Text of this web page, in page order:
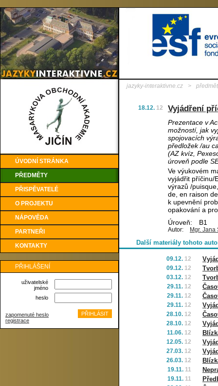
ÚVODNÍ STRÁNKA
PŘEDMĚTY
PŘISPĚVATELÉ
O PROJEKTU
NÁPOVĚDA
PARTNEŘI
KONTAKTY
PŘIHLÁŠENÍ
uživatelské
jméno
heslo
zapomenuté heslo
registrace
jazyky-interaktivne.cz >
18.12. 12 Vyjádření
Prezentace v
možností, jak
spojovacích
předložek /au
(AZ kvíz,
úroveň podle
Ve výukovém
vyjádřit příčinu/
výrazů /
de, en raison
k upevnění
opakování a
Úroveň:
B1
Autor: Mgr. Jana
Další materiály tohoto
09.12. 12
09.12. 12
03.12. 12
29.11. 12
29.11. 12
29.11. 12
28.10. 12
28.10. 12
11.06. 12
12.05. 12
27.03. 12
26.03. 12
19.11. 11
19.11. 11